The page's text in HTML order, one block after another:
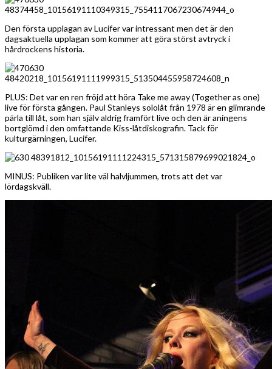
Den första upplagan av Lucifer var intressant men det är den
dagsaktuella upplagan som kommer att göra störst avtryck i
hårdrockens historia.
PLUS: Det var en ren fröjd att höra Take me away (Together as one)
live för första gången. Paul Stanleys sololåt från 1978 är en glimrande
pärla till låt, som han själv aldrig framfört live och den är aningens
bortglömd i den omfattande Kiss-låtdiskografin. Tack för
kulturgärningen, Lucifer.
MINUS: Publiken var lite väl halvljummen, trots att det var
lördagskväll.